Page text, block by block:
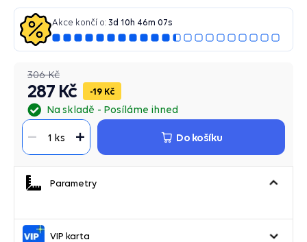
Na skladě Posíláme ihned
19 Kč
Akce končí o: 3d 10 h 46m 06s
306 Kč
287 Kč
1 ks Do košíku
Parametry
VIP karta